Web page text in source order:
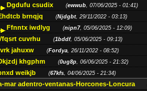
Dgdufu csudix (ewwub, 07/06/2025 - 01:41)
brnqjq (Njdgbt, 29/11/2022 - 03:13)
Ffnntx iwdlyg (nipn7, 05/06/2025 - 12:09)
cuvrhu (1bddf, 05/06/2025 - 09:13)
jahuxw (Fordya, 26/11/2022 - 08:52)
khgphm (0ug8p, 06/06/2025 - 21:32)
weikjb (67kfs, 04/06/2025 - 21:34)
mar adentro-ventanas-Horcones-Loncura